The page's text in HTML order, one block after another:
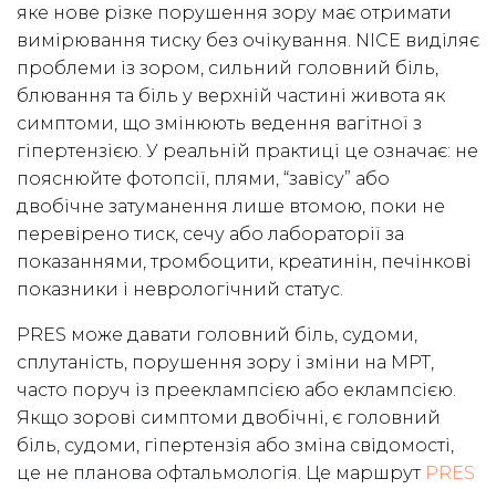
яке нове різке порушення зору має отримати
вимірювання тиску без очікування. NICE виділяє
проблеми із зором, сильний головний біль,
блювання та біль у верхній частині живота як
симптоми, що змінюють ведення вагітної з
гіпертензією. У реальній практиці це означає: не
пояснюйте фотопсії, плями, “завісу” або
двобічне затуманення лише втомою, поки не
перевірено тиск, сечу або лабораторії за
показаннями, тромбоцити, креатинін, печінкові
показники і неврологічний статус.
PRES може давати головний біль, судоми,
сплутаність, порушення зору і зміни на МРТ,
часто поруч із прееклампсією або еклампсією.
Якщо зорові симптоми двобічні, є головний
біль, судоми, гіпертензія або зміна свідомості,
це не планова офтальмологія. Це маршрут PRES